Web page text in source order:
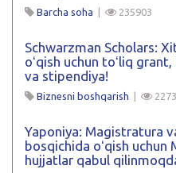
Barcha soha | 235903
Schwarzman Scholars:
oʻqish uchun toʻliq
va stipendiya!
Biznesni boshqarish |
Yaponiya: Magistratura
bosqichida oʻqish uchun
hujjatlar qabul